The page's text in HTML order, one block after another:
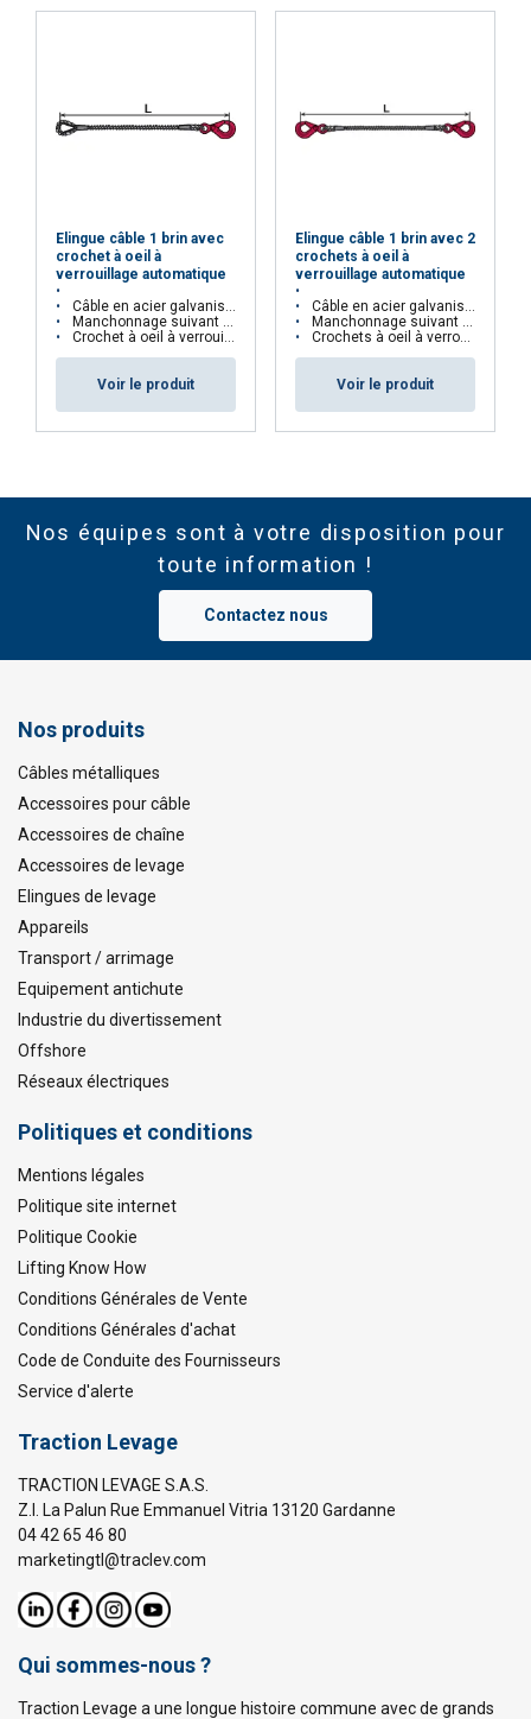
Elingue câble 1 brin avec
crochet à oeil à
verrouillage automatique
Câble en acier galvanisé
Manchonnage suivant norme EN 13411-3
Crochet à oeil à verrouillage automatique en grade 100
Voir le produit
Elingue câble 1 brin avec 2
crochets à oeil à
verrouillage automatique
Câble en acier galvanisé
Manchonnage suivant norme EN 13411-3
Crochets à oeil à verrouillage automatique en grade 100
Voir le produit
Nos équipes sont à votre disposition pour
toute information !
Contactez nous
Nos produits
Câbles métalliques
Accessoires pour câble
Accessoires de chaîne
Accessoires de levage
Elingues de levage
Appareils
Transport / arrimage
Equipement antichute
Industrie du divertissement
Offshore
Réseaux électriques
Politiques et conditions
Mentions légales
Politique site internet
Politique Cookie
Lifting Know How
Conditions Générales de Vente
Conditions Générales d'achat
Code de Conduite des Fournisseurs
Service d'alerte
Traction Levage
TRACTION LEVAGE S.A.S.
Z.I. La Palun Rue Emmanuel Vitria 13120 Gardanne
04 42 65 46 80
marketingtl@traclev.com
Qui sommes-nous ?
Traction Levage a une longue histoire commune avec de grands